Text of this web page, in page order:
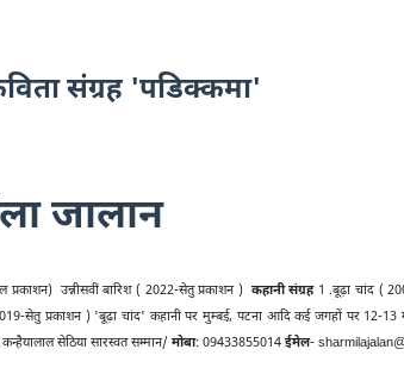
संग्रह 'पडिक्कमा'
जालान
उन्नीसवीं बारिश ( 2022-सेतु प्रकाशन ) कहानी संग्रह1 .बूढ़ा चांद (
सेतु प्रकाशन ) 'बूढ़ा चांद' कहानी पर मुम्बई, पटना आदि कई जगहों पर 12-
सेठिया सारस्वत सम्मान/ मोबा: 09433855014 ईमेल-